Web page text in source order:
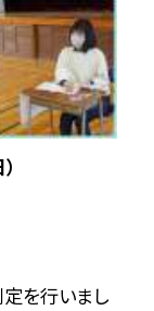
を行いまし